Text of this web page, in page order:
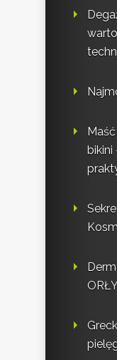
bikini